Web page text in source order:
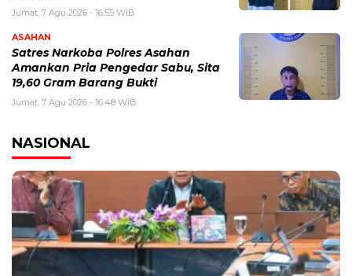
Jumat, 7 Agu 2026 - 16:55 WIB
ASAHAN
Satres Narkoba Polres Asahan
Amankan Pria Pengedar Sabu, Sita
19,60 Gram Barang Bukti
Jumat, 7 Agu 2026 - 16:48 WIB
NASIONAL